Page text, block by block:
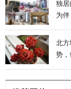
独居
为
北方
势，